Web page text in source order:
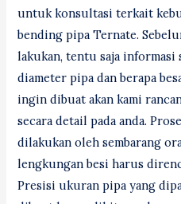
untuk konsultasi terkait
bending pipa Ternate.
lakukan, tentu saja
diameter pipa dan berapa
ingin dibuat akan kami
secara detail pada anda.
dilakukan oleh sembarang
lengkungan besi harus
Presisi ukuran pipa yang